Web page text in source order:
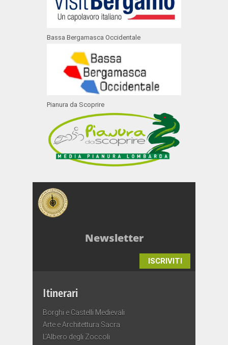
Bassa Bergamasca Occidentale
Pianura da Scoprire
Newsletter
ISCRIVITI
Itinerari
Borghi e Castelli Medievali
Arte e Architettura Sacra
L’Albero degli Zoccoli